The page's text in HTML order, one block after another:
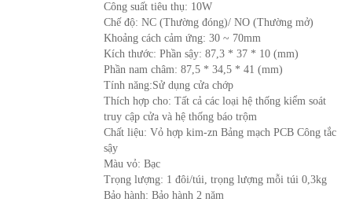
Công suất tiêu thụ: 10W
Chế độ: NC (Thường đóng)/ NO (Thường mở)
Khoảng cách cảm ứng: 30 ~ 70mm
Kích thước: Phần sậy: 87,3 * 37 * 10 (mm)
Phần nam châm: 87,5 * 34,5 * 41 (mm)
Tính năng:Sử dụng cửa chớp
Thích hợp cho: Tất cả các loại hệ thống kiểm soát
truy cập cửa và hệ thống báo trộm
Chất liệu: Vỏ hợp kim-zn Bảng mạch PCB Công tắc
sậy
Màu vỏ: Bạc
Trọng lượng: 1 đôi/túi, trọng lượng mỗi túi 0,3kg
Bảo hành: Bảo hành 2 năm